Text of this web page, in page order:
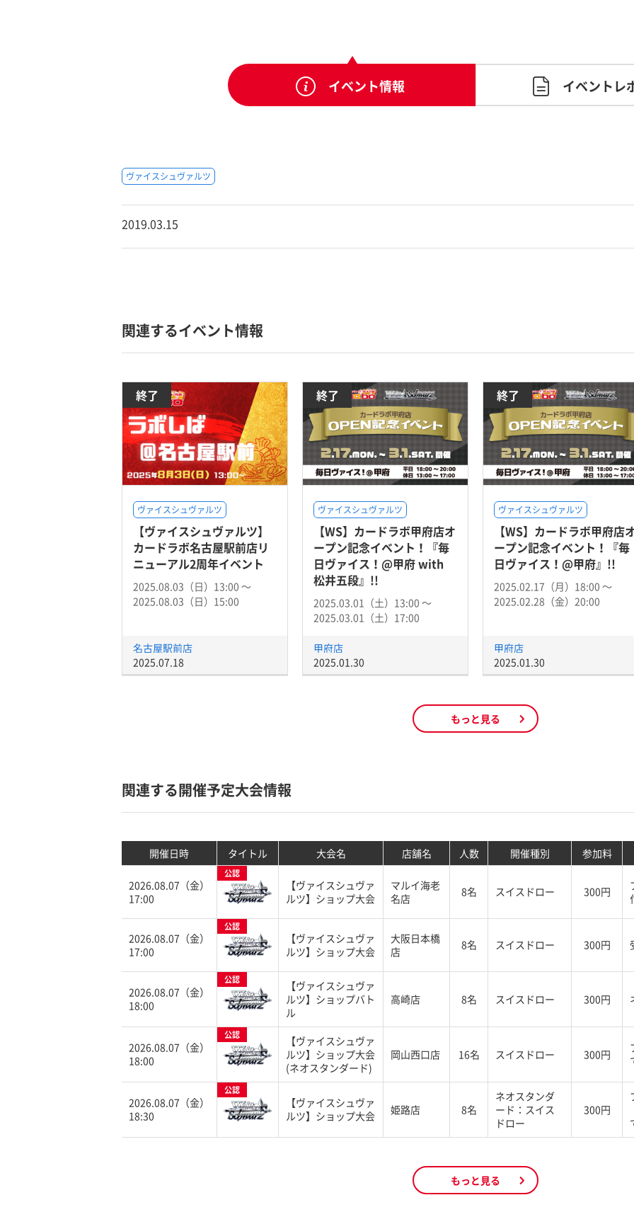
イベント情報 イベントレ
ヴァイスシュヴァルツ
2019.03.15
関連するイベント情報
終了
ヴァイスシュヴァルツ
【ヴァイスシュヴァルツ】
カードラボ名古屋駅前店リ
ニューアル2周年イベント
2025.08.03（日）13:00 〜
2025.08.03（日）15:00
名古屋駅前店
2025.07.18
終了
ヴァイスシュヴァルツ
【WS】カードラボ甲府店オ
ープン記念イベント！『毎
日ヴァイス！@甲府 with
松井五段』!!
2025.03.01（土）13:00 〜
2025.03.01（土）17:00
甲府店
2025.01.30
終了
ヴァイスシュヴァルツ
【WS】カードラボ甲府店
ープン記念イベント！『毎
日ヴァイス！@甲府』!!
2025.02.17（月）18:00 〜
2025.02.28（金）20:00
甲府店
2025.01.30
もっと見る
関連する開催予定大会情報
開催日時 タイトル 大会名 店舗名 人数 開催種別 参加料
2026.08.07（金）
17:00
公認
【ヴァイスシュヴァ
ルツ】ショップ大会
マルイ海老
名店
8名 スイスドロー 300円
2026.08.07（金）
17:00
公認
【ヴァイスシュヴァ
ルツ】ショップ大会
大阪日本橋
店
8名 スイスドロー 300円
2026.08.07（金）
18:00
公認
【ヴァイスシュヴァ
ルツ】ショップバト
ル
高崎店 8名 スイスドロー 300円
2026.08.07（金）
18:00
公認
【ヴァイスシュヴァ
ルツ】ショップ大会
(ネオスタンダード)
岡山西口店 16名 スイスドロー 300円
2026.08.07（金）
18:30
公認
【ヴァイスシュヴァ
ルツ】ショップ大会
姫路店 8名
ネオスタンダ
ード：スイス
ドロー
300円
もっと見る